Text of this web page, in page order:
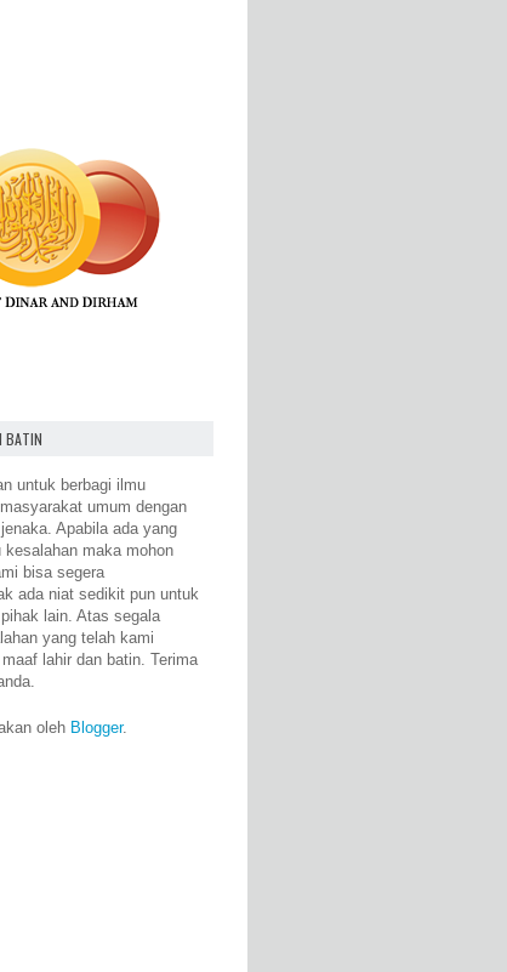
BATIN
untuk berbagi ilmu
umum dengan
Apabila ada yang
kesalahan maka mohon
bisa segera
ada niat sedikit pun untuk
lain. Atas segala
yang telah kami
lahir dan batin. Terima
oleh Blogger.